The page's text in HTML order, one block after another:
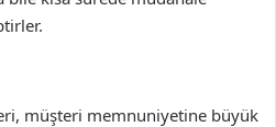
müşteri memnuniyetine büyük